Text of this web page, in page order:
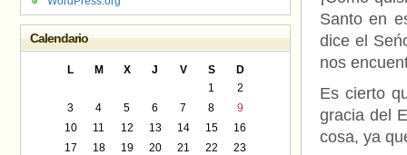
Santo en
dice el
nos
Es cierto
gracia del
cosa, ya
Calendario
L M X J V S
D
1
2
3
4 5 6 7 8
9
10
11 12 13 14 15
16
17
18 19 20 21 22
23